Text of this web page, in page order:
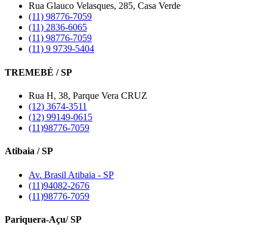
Rua Glauco Velasques, 285, Casa Verde
(11) 98776-7059
(11) 2836-6065
(11) 98776-7059
(11) 9 9739-5404
TREMEBÉ / SP
Rua H, 38, Parque Vera CRUZ
(12) 3674-3511
(12) 99149-0615
(11)98776-7059
Atibaia / SP
Av. Brasil Atibaia - SP
(11)94082-2676
(11)98776-7059
Pariquera-Açu/ SP